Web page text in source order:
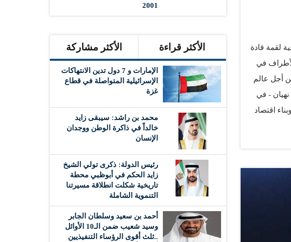
لقمة قادة
في
من أجل عالم
آل نهيان - في
اقتصاد
في مجال
العالم
2001
الأكثر قراءة الأكثر مشاركة
الإمارات و 7 دول تدين الانتهاكات
الإسرائيلية المتواصلة في قطاع
غزة
محمد بن راشد: سيبقى زايد
خالداً في ذاكرة الوطن ووجدان
الإنسان
رئيس الدولة: ذكرى تولي الشيخ
زايد الحكم في أبوظبي محطة
تاريخية شكلت انطلاقة مسيرتنا
التنموية الشاملة
أحمد بن سعيد وسلطان الجابر
وسيد شعيب ضمن الـ10 الأوائل
..ثلث أقوى الرؤساء التنفيذيين